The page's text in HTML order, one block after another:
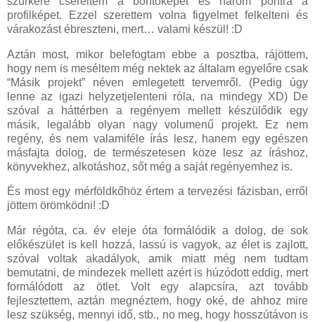
profilképet. Ezzel szerettem volna figyelmet felkelteni és
várakozást ébreszteni, mert… valami készül! :D
Aztán most, mikor belefogtam ebbe a posztba, rájöttem,
hogy nem is meséltem még nektek az általam egyelőre csak
“Másik projekt” néven emlegetett tervemről. (Pedig úgy
lenne az igazi helyzetjelenteni róla, na mindegy XD) De
szóval a háttérben a regényem mellett készülődik egy
másik, legalább olyan nagy volumenű projekt. Ez nem
regény, és nem valamiféle írás lesz, hanem egy egészen
másfajta dolog, de természetesen köze lesz az íráshoz,
könyvekhez, alkotáshoz, sőt még a saját regényemhez is.
És most egy mérföldkőhöz értem a tervezési fázisban, erről
jöttem örömködni! :D
Már régóta, ca. év eleje óta formálódik a dolog, de sok
előkészület is kell hozzá, lassú is vagyok, az élet is zajlott,
szóval voltak akadályok, amik miatt még nem tudtam
bemutatni, de mindezek mellett azért is húzódott eddig, mert
formálódott az ötlet. Volt egy alapcsíra, azt tovább
fejlesztettem, aztán megnéztem, hogy oké, de ahhoz mire
lesz szükség, mennyi idő, stb., no meg, hogy hosszútávon is